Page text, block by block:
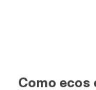
Como ecos